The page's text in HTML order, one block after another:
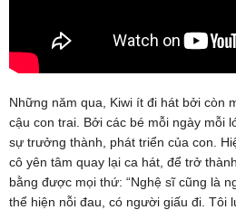
Những năm qua, Kiwi ít đi hát bởi còn
cậu con trai. Bởi các bé mỗi ngày mỗi
sự trưởng thành, phát triển của con.
cô yên tâm quay lại ca hát, để trở
bằng được mọi thứ: “Nghệ sĩ cũng là
thể hiện nỗi đau, có người giấu đi. Tôi